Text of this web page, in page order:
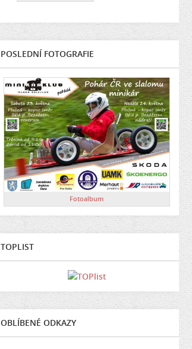
POSLEDNÍ FOTOGRAFIE
Fotoalbum
TOPLIST
OBLÍBENÉ ODKAZY